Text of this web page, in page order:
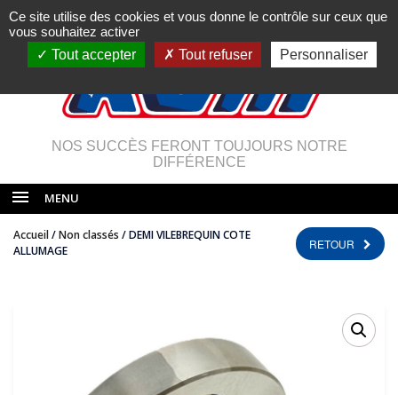
NOS SUCCÈS FERONT TOUJOURS NOTRE
DIFFÉRENCE
MENU
Accueil/Non classés / DEMI VILEBREQUIN COTE
ALLUMAGE
RETOUR
Ce site utilise des cookies et vous donne le contrôle sur ceux que
vous souhaitez activer
Tout accepter
Tout refuser Personnaliser